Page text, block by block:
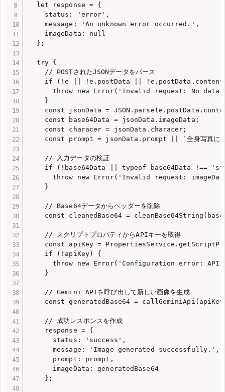
  let response = {
    status: 'error',
    message: 'An unknown error occurred.',
    imageData: null
  };
  try {
    // POSTされたJSONデータをパース
if (!e || !e.postData ||
throw new Error('Invalid request: No data
    }
const jsonData =
    const base64Data = jsonData.imageData;
    const characer = jsonData.characer;
const prompt = jsonData.prompt || `全身写真にし
    // 入力データの検証
if (!base64Data || typeof base64Data !==
throw new Error('Invalid request:
    }
    // Base64データからヘッダーを削除
const cleanedBase64 =
    // スクリプトプロパティからAPIキーを取得
const apiKey =
    if (!apiKey) {
throw new Error('Configuration error: API
    }
    // Gemini APIを呼び出して新しい画像を生成
const generatedBase64 =
    // 成功レスポンスを作成
    response = {
      status: 'success',
      message: 'Image generated successfully.',
      prompt: prompt,
      imageData: generatedBase64
    };